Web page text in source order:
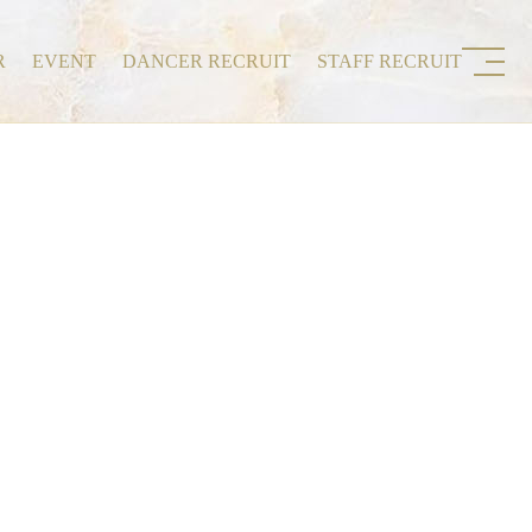
EVENT DANCER RECRUIT STAFF RECRUIT